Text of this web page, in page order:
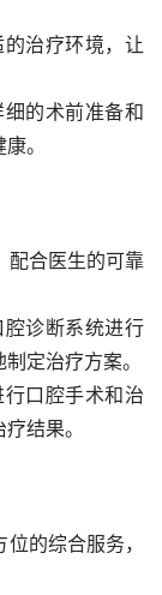
治疗环境，让
的术前准备和
。
配合医生的可靠
诊断系统进行
定治疗方案。
口腔手术和治
结果。
的综合服务，